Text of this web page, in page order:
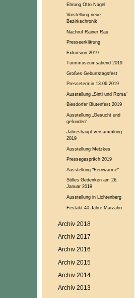
Ehrung Otto Nagel
Vorstellung neue
Bezirkschronik
Nachruf Rainer Rau
Presseerklärung
Exkursion 2019
Turmmuseumsabend 2019
Großes Geburtstagsfest
Pressetermin 13.06.2019
Ausstellung „Sinti und Roma“
Biesdorfer Blütenfest 2019
Ausstellung „Gesucht und
gefunden“
Jahreshaupt-versammlung
2019
Ausstellung Metzkes
Pressegespräch 2019
Ausstellung "Fernwärme"
Stilles Gedenken am 26.
Januar 2019
Ausstellung in Lichtenberg
Festakt 40 Jahre Marzahn
Archiv 2018
Archiv 2017
Archiv 2016
Archiv 2015
Archiv 2014
Archiv 2013